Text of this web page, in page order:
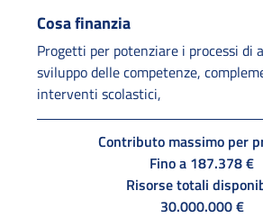
Cosa finanzia
Progetti per potenziare i processi di
sviluppo delle competenze,
interventi scolastici,
Contributo massimo per
Fino a 187.378 €
Risorse totali
30.000.000 €